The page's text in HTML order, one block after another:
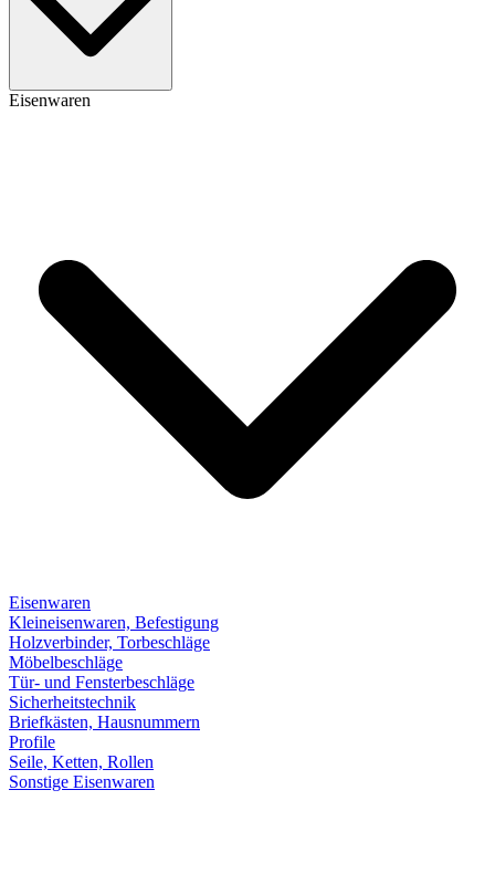
Eisenwaren
Eisenwaren
Kleineisenwaren, Befestigung
Holzverbinder, Torbeschläge
Möbelbeschläge
Tür- und Fensterbeschläge
Sicherheitstechnik
Briefkästen, Hausnummern
Profile
Seile, Ketten, Rollen
Sonstige Eisenwaren